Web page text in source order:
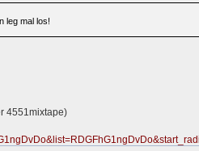
leg mal los!
4551mixtape)